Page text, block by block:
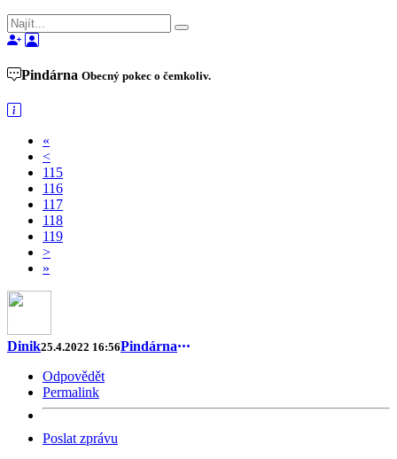
Pindárna Obecný pokec o čemkoliv.
«
<
115
116
117
118
119
>
»
Dinik25.4.2022 16:56Pindárna
Odpovědět
Permalink
Poslat zprávu